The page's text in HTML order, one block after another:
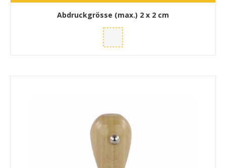
Abdruckgrösse (max.) 2 x 2 cm